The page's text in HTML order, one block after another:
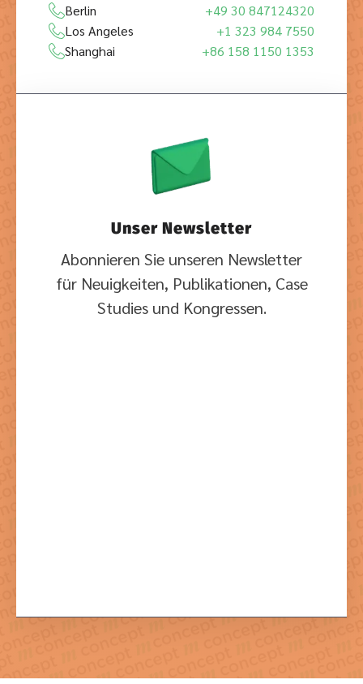
Berlin
+49 30 847124320
Los Angeles
+1 323 984 7550
Shanghai
+86 158 1150 1353
Unser Newsletter
Abonnieren Sie unseren Newsletter
für Neuigkeiten, Publikationen, Case
Studies und Kongressen.